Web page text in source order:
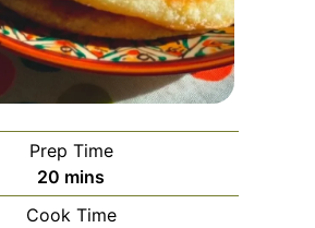
Prep Time
20 minutes
mins
Cook Time